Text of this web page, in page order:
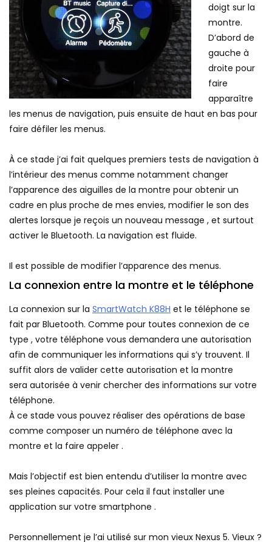
doigt sur la
montre.
D’abord de
gauche à
droite pour
faire
apparaître
les menus de navigation, puis ensuite de haut en bas pour
faire défiler les menus.
À ce stade j’ai fait quelques premiers tests de navigation à
l’intérieur des menus comme notamment changer
l’apparence des aiguilles de la montre pour obtenir un
cadre en plus proche de mes envies, modifier le son des
alertes lorsque je reçois un nouveau message , et surtout
activer le Bluetooth. La navigation est fluide.
Il est possible de modifier l’apparence des menus.
La connexion entre la montre et le téléphone
La connexion sur la SmartWatch K88H et le téléphone se
fait par Bluetooth. Comme pour toutes connexion de ce
type , votre téléphone vous demandera une autorisation
afin de communiquer les informations qui s’y trouvent. Il
suffit alors de valider cette autorisation et la montre
sera autorisée à venir chercher des informations sur votre
téléphone.
À ce stade vous pouvez réaliser des opérations de base
comme composer un numéro de téléphone avec la
montre et la faire appeler .
Mais l’objectif est bien entendu d’utiliser la montre avec
ses pleines capacités. Pour cela il faut installer une
application sur votre smartphone .
Personnellement je l’ai utilisé sur mon vieux Nexus 5. Vieux ?